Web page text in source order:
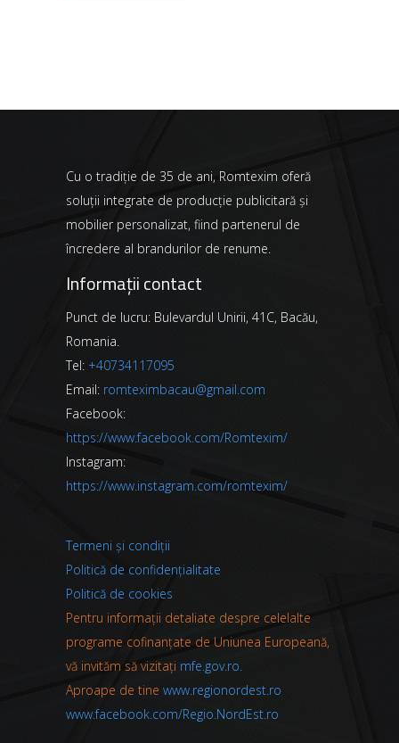
Cu o tradiție de 35 de ani, Romtexim oferă
soluții integrate de producție publicitară și
mobilier personalizat, fiind partenerul de
încredere al brandurilor de renume.
Informații contact
Punct de lucru: Bulevardul Unirii, 41C, Bacău,
Romania.
Tel: +40734117095
Email: romteximbacau@gmail.com
Facebook:
https://www.facebook.com/Romtexim/
Instagram:
https://www.instagram.com/romtexim/
Termeni și condiții
Politică de confidențialitate
Politică de cookies
Pentru informații detaliate despre celelalte
programe cofinanțate de Uniunea Europeană,
vă invităm să vizitați mfe.gov.ro.
Aproape de tine www.regionordest.ro
www.facebook.com/Regio.NordEst.ro